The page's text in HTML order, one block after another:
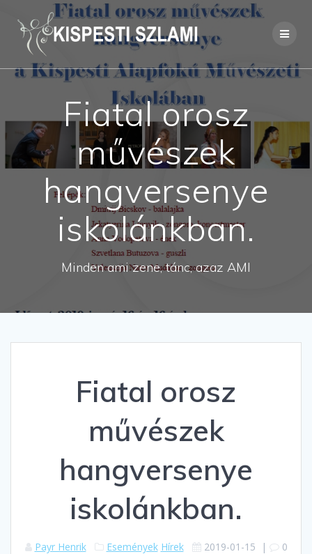
Skip
to
content
Fiatal orosz
művészek
hangversenye
iskolánkban.
Minden ami zene, tánc, azaz AMI
Fiatal orosz
művészek
hangversenye
iskolánkban.
Payr Henrik Események Hírek 2019-01-15 | 0